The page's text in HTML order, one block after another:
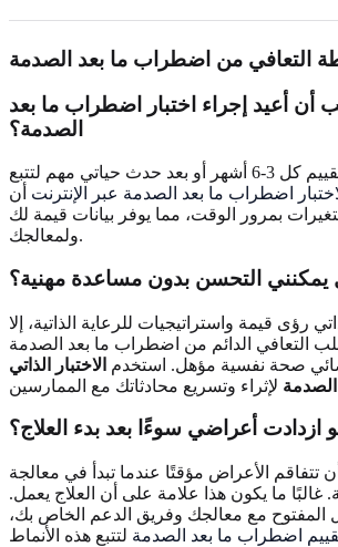
التعافي من اضطراب ما بعد الصدمة
أن أعيد إجراء اختبار اضطراب ما بعد
الصدمة؟
نوصي بإجراء التقييم كل 3-6 أشهر أو بعد حدث حياتي مهم لتتبع
اضطراب ما بعد الصدمة عبر الإنترنت أن
بمرور الوقت، مما يوفر بيانات قيمة لك
ولمعالجك.
يمكنني التحسن بدون مساعدة مهنية؟
رؤى قيمة واستراتيجيات للرعاية الذاتية، إلا
التعافي الدائم من اضطراب ما بعد الصدمة
صحة نفسية مؤهل. استخدم الاختبار الذاتي
ازدادت أعراضي سوءًا بعد بدء العلاج؟
تتفاقم الأعراض مؤقتًا عندما تبدأ في معالجة
غالبًا ما يكون هذا علامة على أن العلاج يعمل.
المفتوح مع معالجك وفريق الدعم الخاص بك،
اضطراب ما بعد الصدمة